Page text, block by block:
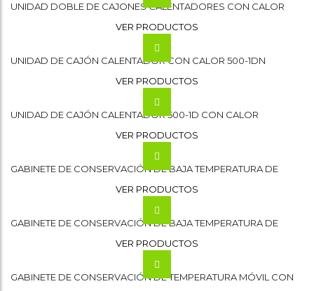
VER PRODUCTOS
UNIDAD DOBLE DE CAJONES CALENTADORES CON CALOR
VER PRODUCTOS
UNIDAD DE CAJÓN CALENTADOR CON CALOR 500-1DN
VER PRODUCTOS
UNIDAD DE CAJÓN CALENTADOR 500-1D CON CALOR
VER PRODUCTOS
GABINETE DE CONSERVACIÓN DE BAJA TEMPERATURA DE
VER PRODUCTOS
GABINETE DE CONSERVACIÓN DE BAJA TEMPERATURA DE
GABINETE DE CONSERVACIÓN DE TEMPERATURA MÓVIL CON